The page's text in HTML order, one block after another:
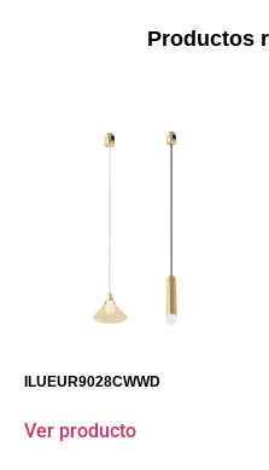
Productos
ILUEUR9028CWWD
Ver producto